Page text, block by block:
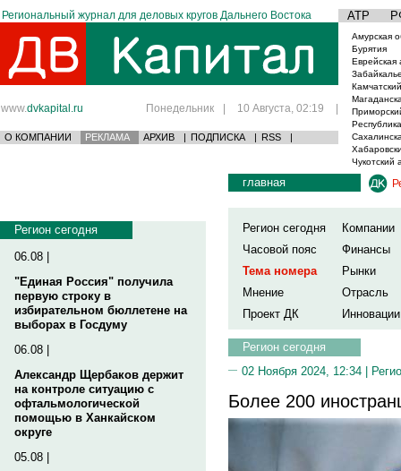
Региональный журнал для деловых кругов Дальнего Востока АТР
www.dvkapital.ru Понедельник | 10 Августа, 02:19 |
О КОМПАНИИ РЕКЛАМА АРХИВ | ПОДПИСКА | RSS |
Амурская
Бурятия
Еврейская
Чукотский
Регион сегодня
06.08 |
"Единая Россия" получила
первую строку в
избирательном бюллетене на
выборах в Госдуму
06.08 |
Александр Щербаков держит
на контроле ситуацию с
офтальмологической
помощью в Ханкайском
округе
05.08 |
главная
Регион сегодня
Компании
Часовой пояс
Финансы
Тема номера
Рынки
Мнение
Отрасль
Проект ДК
Инновации
Регион сегодня
02 Ноября 2024, 12:34 |
Более 200